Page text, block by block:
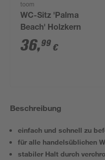
toom
WC-Sitz 'Palma
Beach' Holzkern
36,99 €
Beschreibung
einfach und schnell zu
für alle handelsüblichen
stabiler Halt durch